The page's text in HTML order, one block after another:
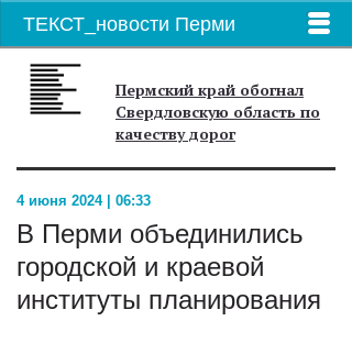
ТЕКСТ_новости Перми
Пермский край обогнал
Свердловскую область по
качеству дорог
4 июня 2024 | 06:33
В Перми объединились
городской и краевой
институты планирования